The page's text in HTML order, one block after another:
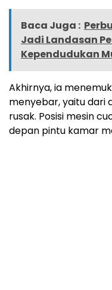
Baca Juga :
Jadi Landasan
Kependudukan
Akhirnya, ia
menyebar, yaitu dari
rusak. Posisi mesin
depan pintu kamar